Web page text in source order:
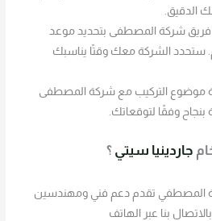
الدقيق.
شركة المصطفى بتحديد موعد
ستحدد الشركة معك وقتًا يناسبك
موضوع التركيب مع شركة المصطفى
بنجاح وفقًا لتوقعاتك.
جاردينيا سيتي ؟
المصطفي تقدم دعم فني ومهندسين
بنا عبر الهاتف